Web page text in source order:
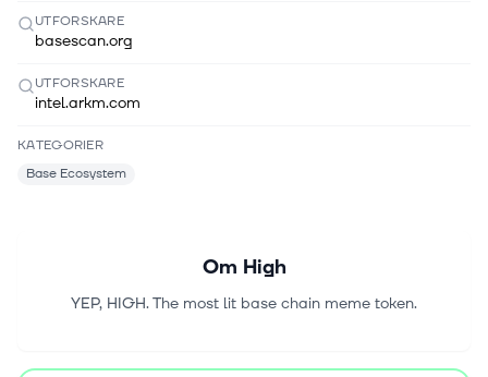
UTFORSKARE
basescan.org
UTFORSKARE
intel.arkm.com
KATEGORIER
Base Ecosystem
Om High
YEP, HIGH. The most lit base chain meme token.